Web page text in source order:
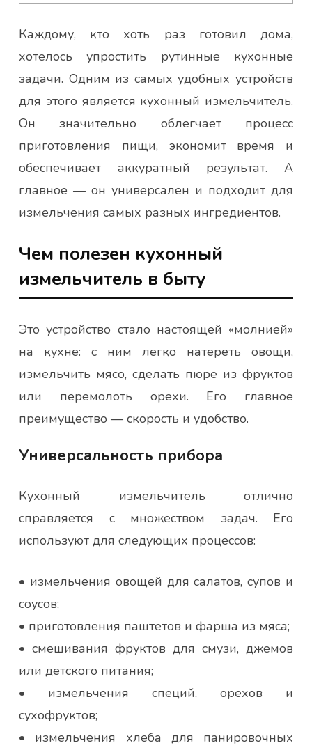
Каждому, кто хоть раз готовил дома,
хотелось упростить рутинные кухонные
задачи. Одним из самых удобных устройств
для этого является кухонный измельчитель.
Он значительно облегчает процесс
приготовления пищи, экономит время и
обеспечивает аккуратный результат. А
главное — он универсален и подходит для
измельчения самых разных ингредиентов.
Чем полезен кухонный
измельчитель в быту
Это устройство стало настоящей «молнией»
на кухне: с ним легко натереть овощи,
измельчить мясо, сделать пюре из фруктов
или перемолоть орехи. Его главное
преимущество — скорость и удобство.
Универсальность прибора
Кухонный измельчитель отлично
справляется с множеством задач. Его
используют для следующих процессов:
• измельчения овощей для салатов, супов и
соусов;
• приготовления паштетов и фарша из мяса;
• смешивания фруктов для смузи, джемов
или детского питания;
• измельчения специй, орехов и
сухофруктов;
• измельчения хлеба для панировочных